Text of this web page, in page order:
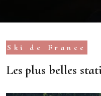
Ski de France
Les plus belles